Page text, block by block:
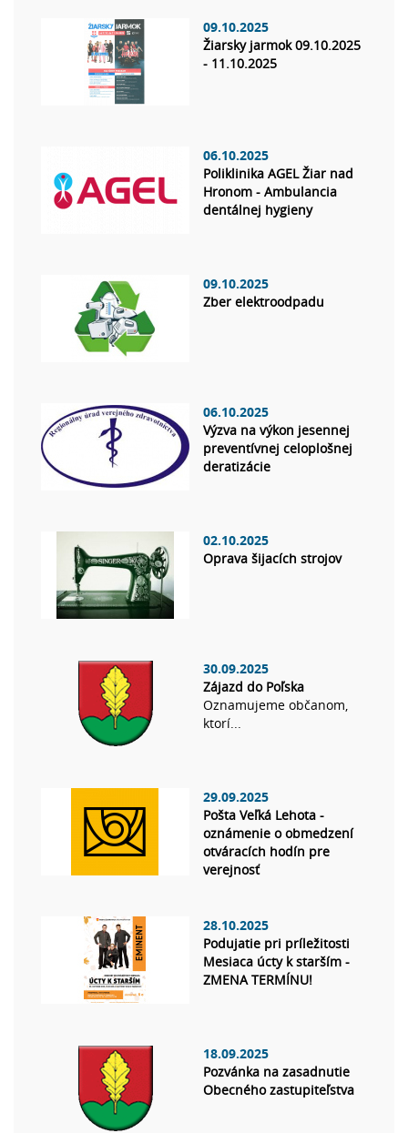
09.10.2025
Žiarsky jarmok 09.10.2025
- 11.10.2025
06.10.2025
Poliklinika AGEL Žiar nad
Hronom - Ambulancia
dentálnej hygieny
09.10.2025
Zber elektroodpadu
06.10.2025
Výzva na výkon jesennej
preventívnej celoplošnej
deratizácie
02.10.2025
Oprava šijacích strojov
30.09.2025
Zájazd do Poľska
Oznamujeme občanom,
ktorí...
29.09.2025
Pošta Veľká Lehota -
oznámenie o obmedzení
otváracích hodín pre
verejnosť
28.10.2025
Podujatie pri príležitosti
Mesiaca úcty k starším -
ZMENA TERMÍNU!
18.09.2025
Pozvánka na zasadnutie
Obecného zastupiteľstva